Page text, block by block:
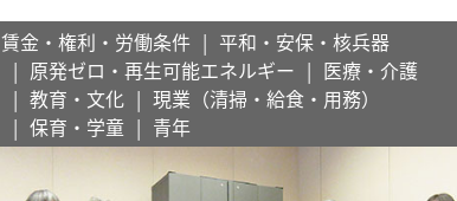
賃金・権利・労働条件
平和・安保・核兵器
原発ゼロ・再生可能エネルギー
医療・介護
教育・文化
現業（清掃・給食・用務）
保育・学童
青年